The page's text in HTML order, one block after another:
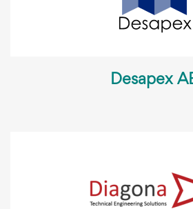
Desapex